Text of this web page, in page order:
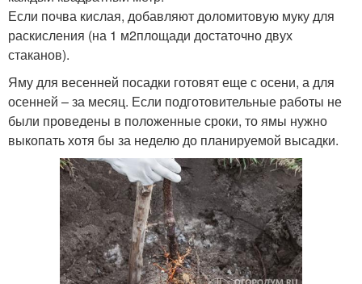
Если почва кислая, добавляют доломитовую муку для
раскисления (на 1 м2площади достаточно двух
стаканов).
Яму для весенней посадки готовят еще с осени, а для
осенней – за месяц. Если подготовительные работы не
были проведены в положенные сроки, то ямы нужно
выкопать хотя бы за неделю до планируемой высадки.